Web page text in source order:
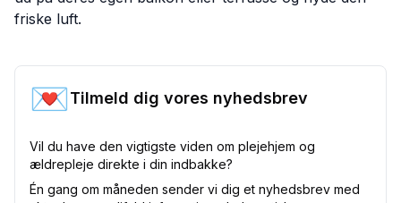
friske luft.
💌Tilmeld dig vores nyhedsbrev
Vil du have den vigtigste viden om plejehjem og
ældrepleje direkte i din indbakke?
Én gang om måneden sender vi dig et nyhedsbrev med